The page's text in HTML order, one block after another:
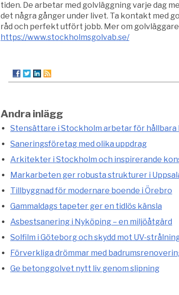
tiden. De arbetar med golvläggning varje dag
det några gånger under livet. Ta kontakt med
råd och perfekt utfört jobb. Mer om golvläggare
https://www.stockholmsgolvab.se/
Andra inlägg
Stensättare i Stockholm arbetar för hållbara
Saneringsföretag med olika uppdrag
Arkitekter i Stockholm och inspirerande
Markarbeten ger robusta strukturer i
Tillbyggnad för modernare boende i Örebro
Gammaldags tapeter ger en tidlös känsla
Asbestsanering i Nyköping – en miljöåtgärd
Solfilm i Göteborg och skydd mot UV-
Förverkliga drömmar med
Ge betonggolvet nytt liv genom slipning